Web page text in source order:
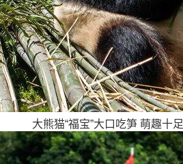
大熊猫“福宝”大口吃笋 萌趣十足